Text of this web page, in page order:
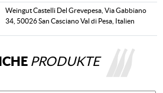
Weingut Castelli Del Grevepesa, Via Gabbiano
34, 50026 San Casciano Val di Pesa, Italien
PRODUKTE